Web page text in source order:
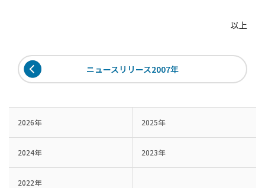
以上
ニュースリリース2007年
2026年 2025年
2024年 2023年
2022年